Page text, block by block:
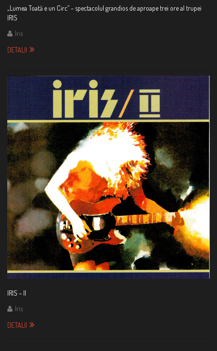
„Lumea Toată e un Circ” – spectacolul grandios de aproape trei ore al trupei
IRIS
Iris
DETALII
IRIS – II
Iris
DETALII